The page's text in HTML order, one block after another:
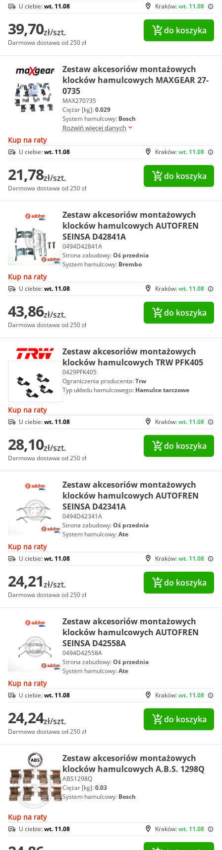
Kraków:wt. 11.08
U ciebie:wt. 11.08
39,70zł/szt.
Darmowa dostawa od 250 zł
do koszyka
Zestaw akcesoriów montażowych
klocków hamulcowych MAXGEAR 27-
0735
MAX270735
Ciężar [kg]:0.029
System hamulcowy: Bosch
Rozwiń więcej danych
Kup na raty
Kraków:wt. 11.08
U ciebie:wt. 11.08
21,78zł/szt.
Darmowa dostawa od 250 zł
do koszyka
Zestaw akcesoriów montażowych
klocków hamulcowych AUTOFREN
SEINSA D42841A
0494D42841A
Strona zabudowy:Oś przednia
System hamulcowy: Brembo
Kup na raty
Kraków:wt. 11.08
U ciebie:wt. 11.08
43,86zł/szt.
Darmowa dostawa od 250 zł
do koszyka
Zestaw akcesoriów montażowych
klocków hamulcowych TRW PFK405
0429PFK405
Ograniczenia producenta:Trw
Typ układu hamulcowego: Hamulce tarczowe
Kup na raty
Kraków:wt. 11.08
U ciebie:wt. 11.08
28,10zł/szt.
Darmowa dostawa od 250 zł
do koszyka
Zestaw akcesoriów montażowych
klocków hamulcowych AUTOFREN
SEINSA D42341A
0494D42341A
Strona zabudowy:Oś przednia
System hamulcowy:Ate
Kup na raty
Kraków:wt. 11.08
U ciebie:wt. 11.08
24,21zł/szt.
Darmowa dostawa od 250 zł
do koszyka
Zestaw akcesoriów montażowych
klocków hamulcowych AUTOFREN
SEINSA D42558A
0494D42558A
Strona zabudowy:Oś przednia
System hamulcowy:Ate
Kup na raty
Kraków:wt. 11.08
U ciebie:wt. 11.08
24,24zł/szt.
Darmowa dostawa od 250 zł
do koszyka
Zestaw akcesoriów montażowych
klocków hamulcowych A.B.S. 1298Q
ABS1298Q
Ciężar [kg]:0.03
System hamulcowy: Bosch
Kup na raty
Kraków:wt. 11.08
U ciebie:wt. 11.08